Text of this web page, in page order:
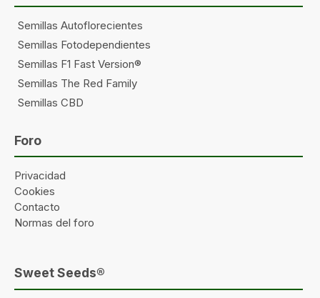
Semillas Autoflorecientes
Semillas Fotodependientes
Semillas F1 Fast Version®
Semillas The Red Family
Semillas CBD
Foro
Privacidad
Cookies
Contacto
Normas del foro
Sweet Seeds®